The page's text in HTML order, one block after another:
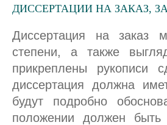
ДИССЕРТАЦИИ НА ЗАКАЗ,
Диссертация на заказ
степени, а также
прикреплены рукописи
диссертация должна
будут подробно
положении должен быть